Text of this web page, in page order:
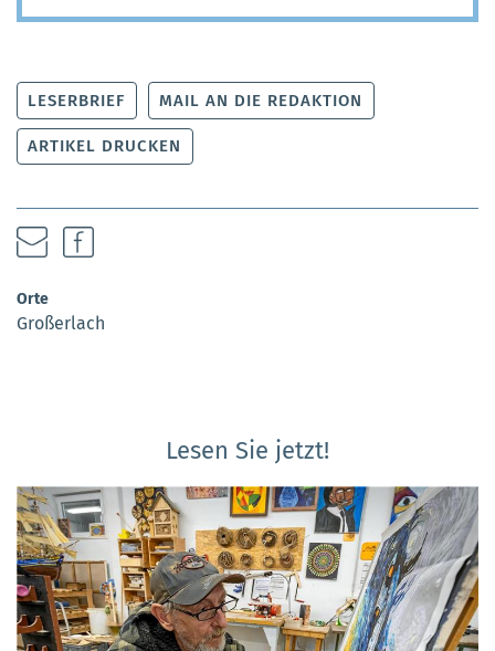
LESERBRIEF MAIL AN DIE REDAKTION
ARTIKEL DRUCKEN
Orte
Großerlach
Lesen Sie jetzt!